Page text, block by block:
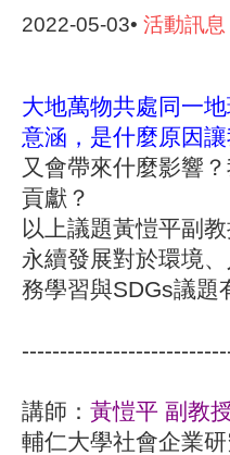
2022-05-03• 活動訊息
大地萬物共處同一
意涵，是什麼原因
又會帶來什麼影響
貢獻？
以上議題黃愷平副
永續發展對於環境
務學習與SDGs議題
講師： 黃愷平 副教
輔仁大學社會企業